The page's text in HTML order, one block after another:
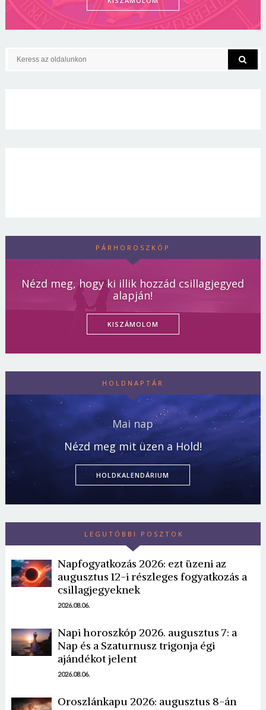
PÁRHOROSZKÓP
Nézd meg, hogy ki illik hozzád csillagjegyed
alapján!
KISZÁMOLOM
HOLDNAPTÁR
Mai nap
Nézd meg mit üzen a Hold!
HOLDKALENDÁRIUM
LEGUTÓBBI POSZTOK
Napfogyatkozás 2026: ezt üzeni az
augusztus 12-i részleges fogyatkozás a
csillagjegyeknek
2026.08.06.
Napi horoszkóp 2026. augusztus 7: a
Nap és a Szaturnusz trigonja égi
ajándékot jelent
2026.08.06.
Oroszlánkapu 2026: augusztus 8-án